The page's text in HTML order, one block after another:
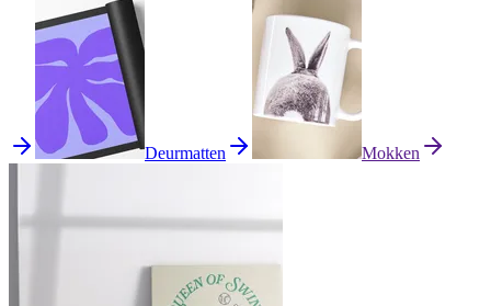
Deurmatten Mokken